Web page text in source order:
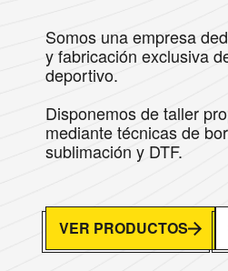
Somos una empresa
y fabricación exclusiva
deportivo.
Disponemos de taller
mediante técnicas de
sublimación y DTF.
VER PRODUCTOS